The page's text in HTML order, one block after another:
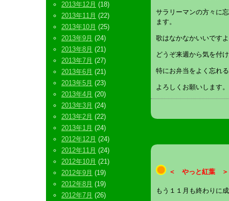
サラリーマンの方々に
ます。
歌はなかなかいいです
どうぞ来週から気を付
特にお弁当をよく忘れ
よろしくお願いします。
＜ やっと紅葉 ＞
もう１１月も終わりに
2013年12月 (18)
2013年11月 (22)
2013年10月 (25)
2013年9月 (24)
2013年8月 (21)
2013年7月 (27)
2013年6月 (21)
2013年5月 (23)
2013年4月 (20)
2013年3月 (24)
2013年2月 (22)
2013年1月 (24)
2012年12月 (24)
2012年11月 (24)
2012年10月 (21)
2012年9月 (19)
2012年8月 (19)
2012年7月 (26)